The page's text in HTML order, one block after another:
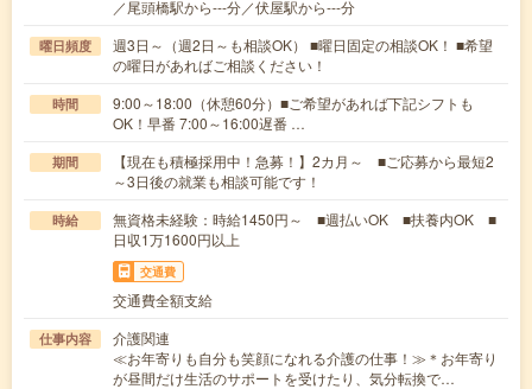
／尾頭橋駅から---分／伏屋駅から---分
曜日頻度
週3日～（週2日～も相談OK） ■曜日固定の相談OK！ ■希望
の曜日があればご相談ください！
時間
9:00～18:00（休憩60分）■ご希望があれば下記シフトも
OK！早番 7:00～16:00遅番 …
期間
【現在も積極採用中！急募！】2カ月～ ■ご応募から最短2
～3日後の就業も相談可能です！
時給
無資格未経験：時給1450円～ ■週払いOK ■扶養内OK ■
日収1万1600円以上
交通費
交通費全額支給
仕事内容
介護関連
≪お年寄りも自分も笑顔になれる介護の仕事！≫＊お年寄り
が昼間だけ生活のサポートを受けたり、気分転換で…